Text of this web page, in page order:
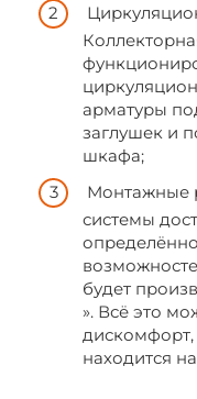
арматуры
заглушек и
шкафа;
Монтажные
системы
будет
». Всё это
дискомфорт,
находится